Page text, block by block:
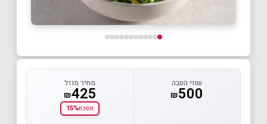
שווי הטבה
₪500
מחיר מוזל
₪425
חסכת15%